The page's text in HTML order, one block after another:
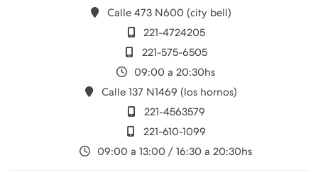
Calle 473 N600 (city bell)
221-4724205
221-575-6505
09:00 a 20:30hs
Calle 137 N1469 (los hornos)
221-4563579
221-610-1099
09:00 a 13:00 / 16:30 a 20:30hs